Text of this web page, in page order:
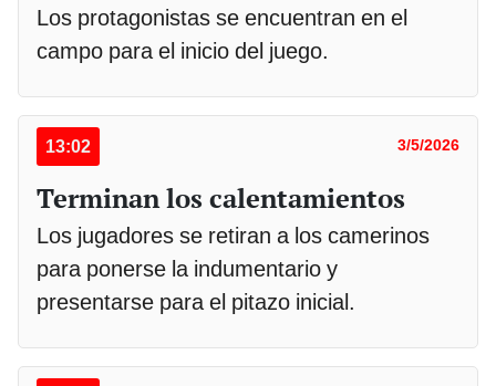
Los protagonistas se encuentran en el
campo para el inicio del juego.
13:02 3/5/2026
Terminan los calentamientos
Los jugadores se retiran a los camerinos
para ponerse la indumentario y
presentarse para el pitazo inicial.